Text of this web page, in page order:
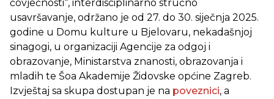
čovječnosti“, interdisciplinarno stručno
usavršavanje, održano je od 27. do 30. siječnja 2025.
godine u Domu kulture u Bjelovaru, nekadašnjoj
sinagogi, u organizaciji Agencije za odgoj i
obrazovanje, Ministarstva znanosti, obrazovanja i
mladih te Šoa Akademije Židovske općine Zagreb.
Izvještaj sa skupa dostupan je na poveznici, a